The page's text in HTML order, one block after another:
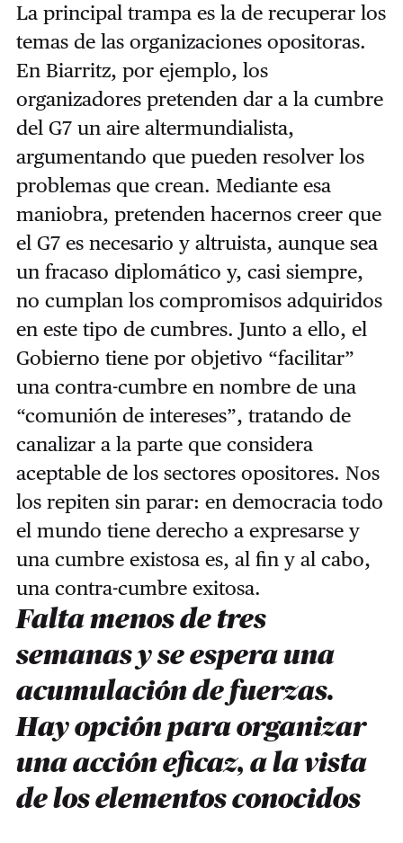
La principal trampa es la de recuperar los
temas de las organizaciones opositoras.
En Biarritz, por ejemplo, los
organizadores pretenden dar a la cumbre
del G7 un aire altermundialista,
argumentando que pueden resolver los
problemas que crean. Mediante esa
maniobra, pretenden hacernos creer que
el G7 es necesario y altruista, aunque sea
un fracaso diplomático y, casi siempre,
no cumplan los compromisos adquiridos
en este tipo de cumbres. Junto a ello, el
Gobierno tiene por objetivo “facilitar”
una contra-cumbre en nombre de una
“comunión de intereses”, tratando de
canalizar a la parte que considera
aceptable de los sectores opositores. Nos
los repiten sin parar: en democracia todo
el mundo tiene derecho a expresarse y
una cumbre existosa es, al fin y al cabo,
una contra-cumbre exitosa.
Falta menos de tres
semanas y se espera una
acumulación de fuerzas.
Hay opción para organizar
una acción eficaz, a la vista
de los elementos conocidos